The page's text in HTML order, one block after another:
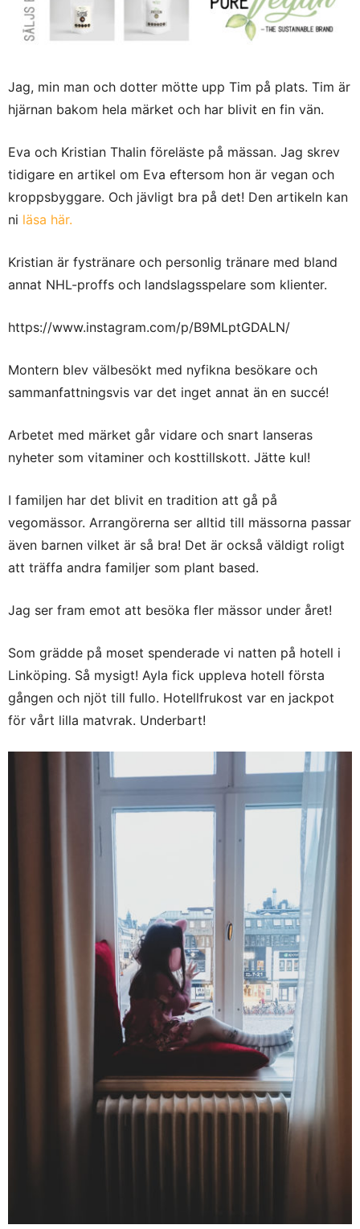
Jag, min man och dotter mötte upp Tim på plats. Tim är
hjärnan bakom hela märket och har blivit en fin vän.
Eva och Kristian Thalin föreläste på mässan. Jag skrev
tidigare en artikel om Eva eftersom hon är vegan och
kroppsbyggare. Och jävligt bra på det! Den artikeln kan
ni läsa här.
Kristian är fystränare och personlig tränare med bland
annat NHL-proffs och landslagsspelare som klienter.
https://www.instagram.com/p/B9MLptGDALN/
Montern blev välbesökt med nyfikna besökare och
sammanfattningsvis var det inget annat än en succé!
Arbetet med märket går vidare och snart lanseras
nyheter som vitaminer och kosttillskott. Jätte kul!
I familjen har det blivit en tradition att gå på
vegomässor. Arrangörerna ser alltid till mässorna passar
även barnen vilket är så bra! Det är också väldigt roligt
att träffa andra familjer som plant based.
Jag ser fram emot att besöka fler mässor under året!
Som grädde på moset spenderade vi natten på hotell i
Linköping. Så mysigt! Ayla fick uppleva hotell första
gången och njöt till fullo. Hotellfrukost var en jackpot
för vårt lilla matvrak. Underbart!